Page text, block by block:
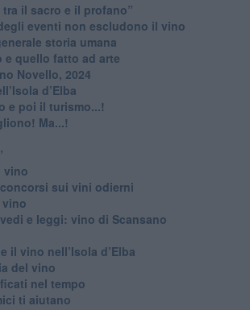
il sacro e il profano”
eventi non escludono il vino
storia umana
quello fatto ad arte
Novello, 2024
d’Elba
e poi il turismo...!
Ma...!
vino
sui vini odierni
e leggi: vino di Scansano
il vino nell’Isola d’Elba
del vino
nel tempo
ti aiutano